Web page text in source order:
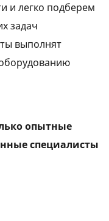
и легко подберем
задач
выполнят
опытные
специалисты